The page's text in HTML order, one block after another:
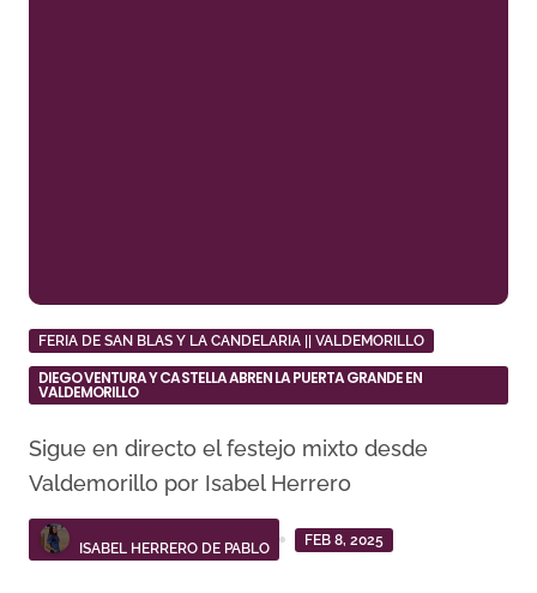
FERIA DE SAN BLAS Y LA CANDELARIA || VALDEMORILLO
DIEGO VENTURA Y CASTELLA ABREN LA PUERTA GRANDE EN
VALDEMORILLO
Sigue en directo el festejo mixto desde
Valdemorillo por Isabel Herrero
ISABEL HERRERO DE PABLO
FEB 8, 2025